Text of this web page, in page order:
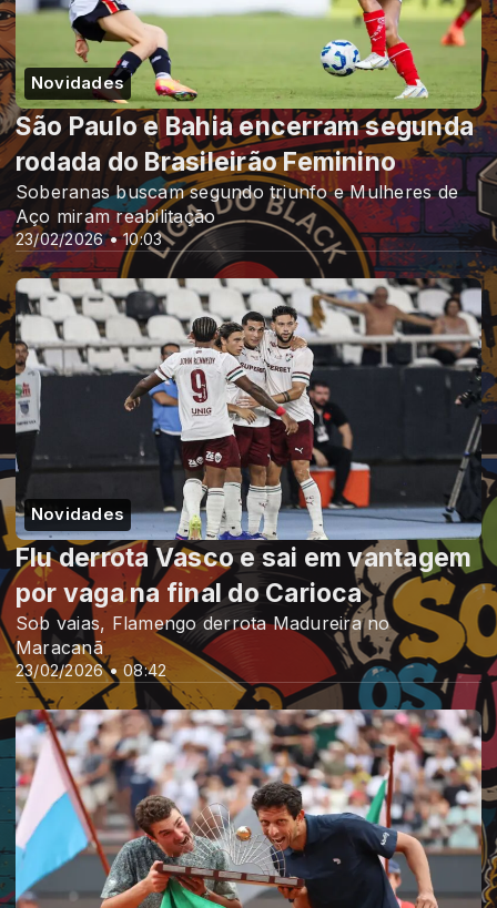
Novidades
23/02/2026 • 10:03
São Paulo e Bahia encerram segunda
rodada do Brasileirão Feminino
Soberanas buscam segundo triunfo e Mulheres de
Aço miram reabilitação
Novidades
23/02/2026 • 08:42
Flu derrota Vasco e sai em vantagem
por vaga na final do Carioca
Sob vaias, Flamengo derrota Madureira no
Maracanã